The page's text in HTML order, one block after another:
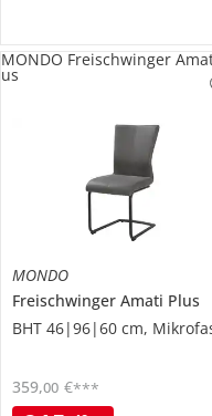
MONDO
Freischwinger Amati Plus
BHT 46|96|60 cm,
359,00 €***
MONDO Freischwinger
us